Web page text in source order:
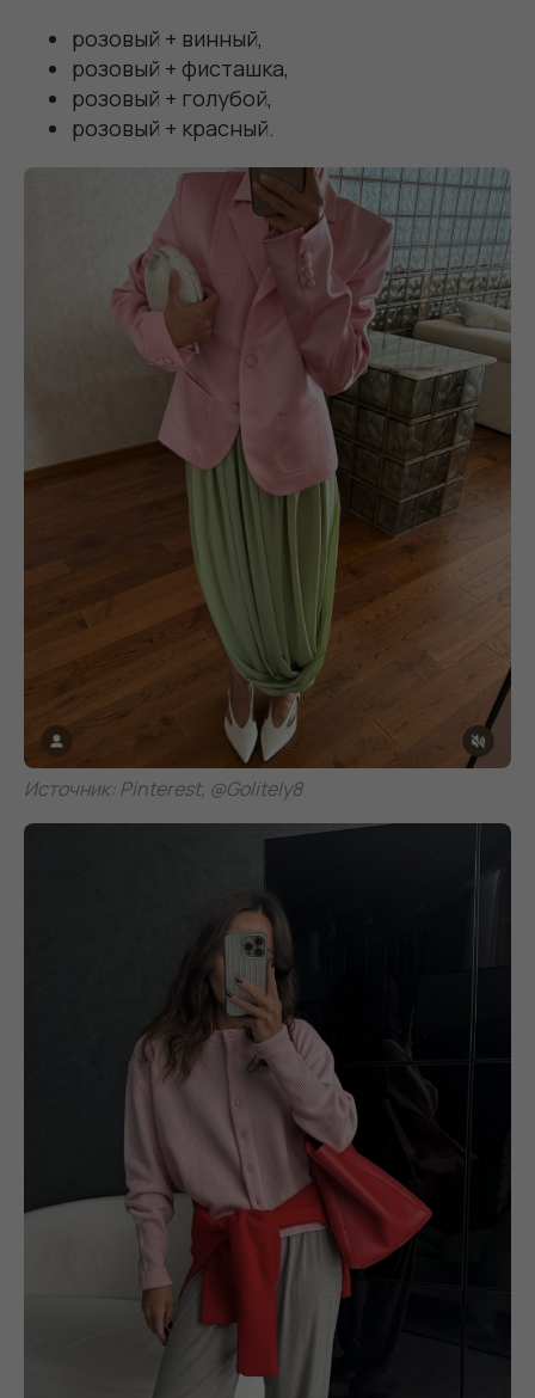
розовый + винный,
розовый + фисташка,
розовый + голубой,
розовый + красный.
Источник: Pinterest, @Golitely8